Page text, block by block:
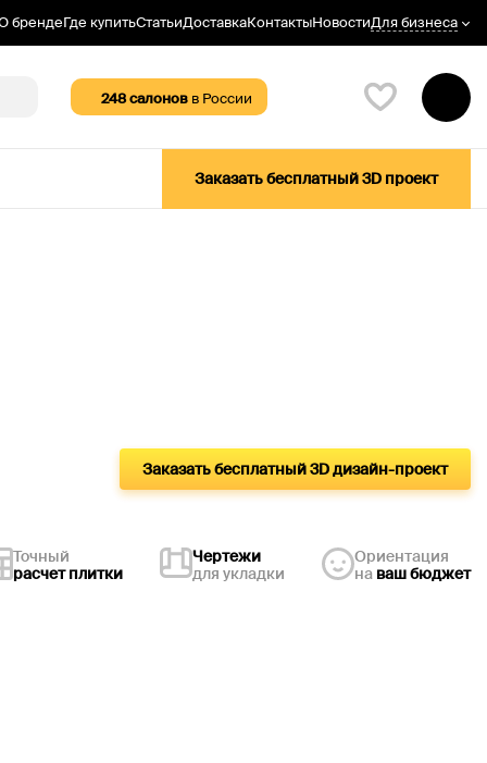
брендеГде купитьСтатьиДоставкаКонтактыНовостиДля бизнеса
248салонов в России
Заказать бесплатный 3D проект
Заказать бесплатный 3D дизайн-проект
Точный
расчет плитки
Чертежи
для укладки
Ориентация
на ваш бюджет